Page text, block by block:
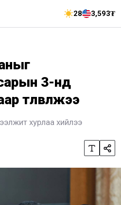
28 3,593₮
3-нд
төлөвлөжээ
хурлаа хийлээ